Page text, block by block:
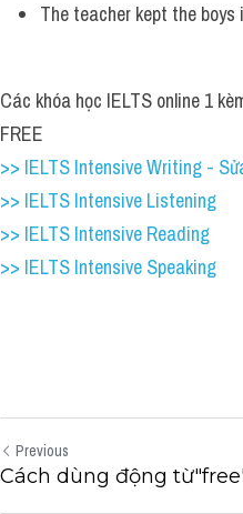
The teacher kept the
Các khóa học IELTS online 1
FREE
>> IELTS Intensive Writing -
>> IELTS Intensive Listening
>> IELTS Intensive Reading
>> IELTS Intensive Speaking
Previous